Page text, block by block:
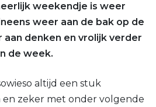
weekendje is weer
weer aan de bak op de
aan denken en vrolijk verder
de week.
altijd een stuk
zeker met onder volgende